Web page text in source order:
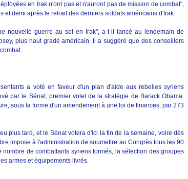
en Irak n'ont pas et n'auront pas de mission de combat",
et demi après le retrait des derniers soldats américains d'Irak.
nouvelle guerre au sol en Irak", a-t-il lancé au lendemain de
plus haut gradé américain. Il a suggéré que des conseillers
a voté en faveur d'un plan d'aide aux rebelles syriens
par le Sénat, premier volet de la stratégie de Barack Obama.
sous la forme d'un amendement à une loi de finances, par 273
plus tard, et le Sénat votera d'ici la fin de la semaine, voire dès
impose à l'administration de soumettre au Congrès tous les 90
de combattants syriens formés, la sélection des groupes
armes et équipements livrés.